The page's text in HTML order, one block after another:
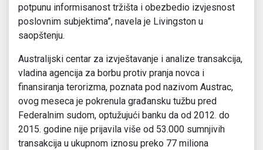
potpunu informisanost tržišta i obezbedio izvjesnost
poslovnim subjektima”, navela je Livingston u
saopštenju.
Australijski centar za izvještavanje i analize transakcija,
vladina agencija za borbu protiv pranja novca i
finansiranja terorizma, poznata pod nazivom Austrac,
ovog meseca je pokrenula građansku tužbu pred
Federalnim sudom, optužujući banku da od 2012. do
2015. godine nije prijavila više od 53.000 sumnjivih
transakcija u ukupnom iznosu preko 77 miliona